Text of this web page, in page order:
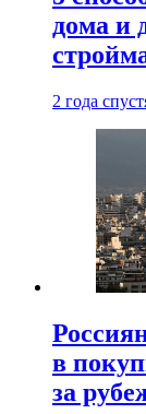
дома и
2 года
в
за